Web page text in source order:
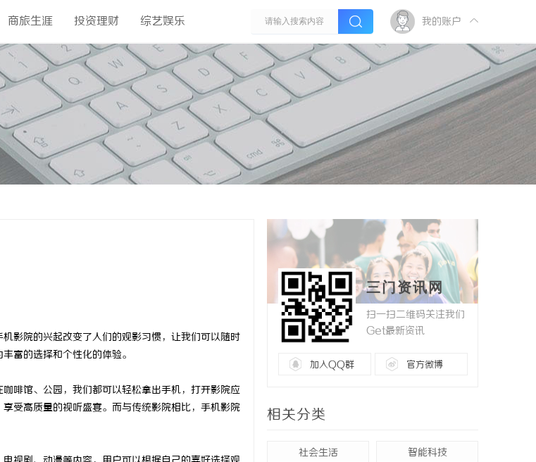
商旅生涯 投资理财 综艺娱乐 我的账户
影院的兴起改变了人们的观影习惯，让我们可以随时
富的选择和个性化的体验。
啡馆、公园，我们都可以轻松拿出手机，打开影院应
受高质量的视听盛宴。而与传统影院相比，手机影院
三门资讯网
扫一扫二维码关注我们
Get最新资讯
加入QQ群 官方微博
相关分类
社会生活 智能科技